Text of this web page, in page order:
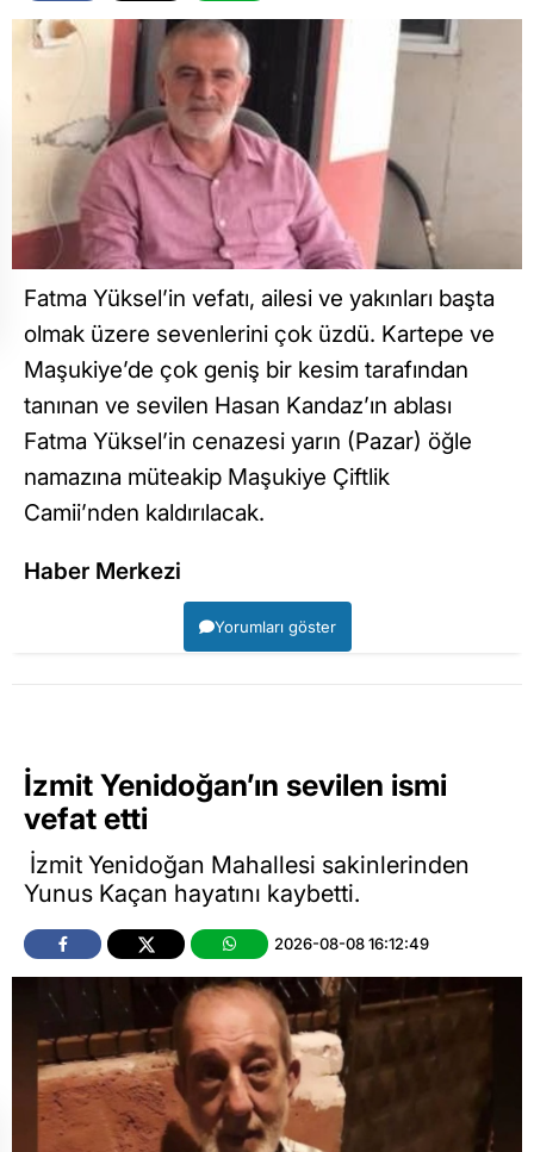
Fatma Yüksel’in vefatı, ailesi ve yakınları başta
olmak üzere sevenlerini çok üzdü. Kartepe ve
Maşukiye’de çok geniş bir kesim tarafından
tanınan ve sevilen Hasan Kandaz’ın ablası
Fatma Yüksel’in cenazesi yarın (Pazar) öğle
namazına müteakip Maşukiye Çiftlik
Camii’nden kaldırılacak.
Haber Merkezi
Yorumları göster
İzmit Yenidoğan’ın sevilen ismi
vefat etti
İzmit Yenidoğan Mahallesi sakinlerinden
Yunus Kaçan hayatını kaybetti.
2026-08-08 16:12:49